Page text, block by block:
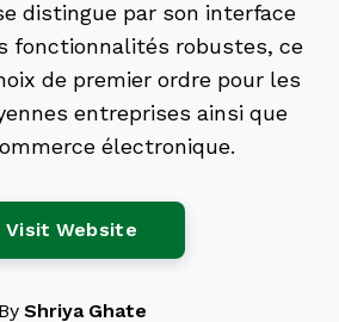
distingue par son interface
fonctionnalités robustes, ce
de premier ordre pour les
entreprises ainsi que
électronique.
Visit Website
By Shriya Ghate